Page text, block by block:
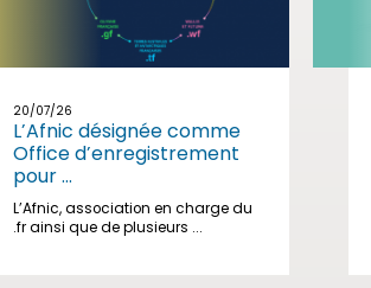
20/07/26
L’Afnic désignée comme
Office d’enregistrement
pour ...
L’Afnic, association en charge du
.fr ainsi que de plusieurs ...